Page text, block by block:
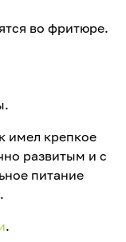
во фритюре.
имел крепкое
развитым и с
питание
.